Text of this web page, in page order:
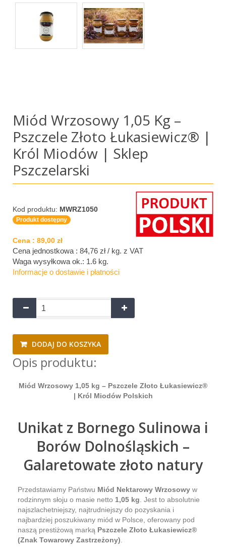
Miód Wrzosowy 1,05 Kg –
Pszczele Złoto Łukasiewicz® |
Król Miodów | Sklep
Pszczelarski
Kod produktu: MWRZ1050
Produkt dostępny
Cena : 89,00 zł
Cena jednostkowa : 84,76 zł / kg. z VAT
Waga wysyłkowa ok.: 1.6 kg.
Informacje o dostawie i płatności
DODAJ DO KOSZYKA
Opis produktu:
Miód Wrzosowy 1,05 kg – Pszczele Złoto Łukasiewicz®
| Król Miodów Polskich
Unikat z Bornego Sulinowa i
Borów Dolnośląskich –
Galaretowate złoto natury
Przedstawiamy Państwu Miód Nektarowy Wrzosowy w
rodzinnym słoju o masie netto 1,05 kg . Jest to absolutnie
najszlachetniejszy, najtrudniejszy do pozyskania i
najbardziej poszukiwany miód w Polsce, oferowany pod
naszą prestiżową marką Pszczele Złoto Łukasiewicz®
(Znak Towarowy Zastrzeżony)